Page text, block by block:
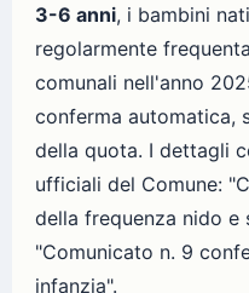
3-6 anni, i bambini
regolarmente
comunali nell'anno
conferma automatica,
della quota. I dettagli
ufficiali del Comune:
della frequenza nido e
"Comunicato n. 9
infanzia".